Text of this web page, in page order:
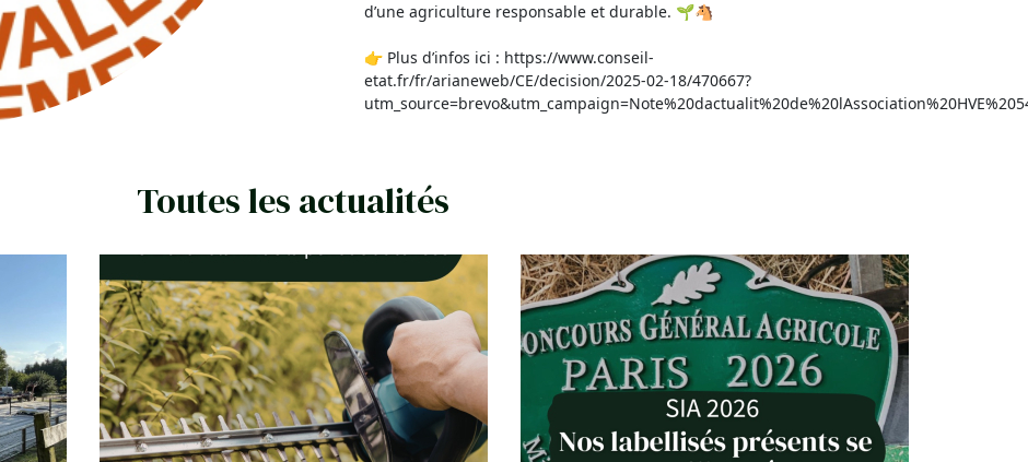
d’une agriculture responsable et durable. 🌱🐴
👉 Plus d’infos ici : https://www.conseil-
etat.fr/fr/arianeweb/CE/decision/2025-02-18/470667?
Toutes les actualités